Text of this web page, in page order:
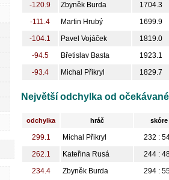
-120.9
Zbyněk Burda
1704.3
-111.4
Martin Hrubý
1699.9
-104.1
Pavel Vojáček
1819.0
-94.5
Břetislav Basta
1923.1
-93.4
Michal Přikryl 1829.7
Největší odchylka od
odchylka hráč skóre
299.1 Michal Přikryl
232 :
262.1
Kateřina Rusá
244 :
234.4
Zbyněk Burda
294 :